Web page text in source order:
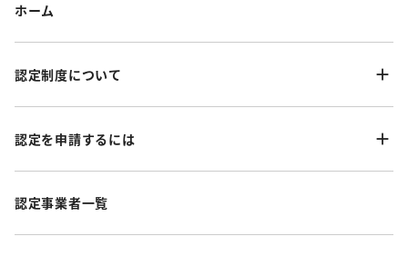
ホーム
認定制度について
認定を申請するには
認定事業者一覧